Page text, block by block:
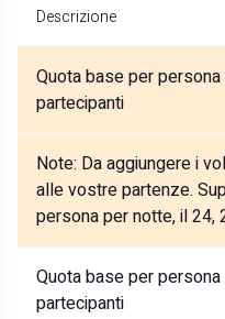
Descrizione
Quota base per persona
partecipanti
Note: Da aggiungere i
alle vostre partenze.
persona per notte, il 24,
Quota base per persona
partecipanti